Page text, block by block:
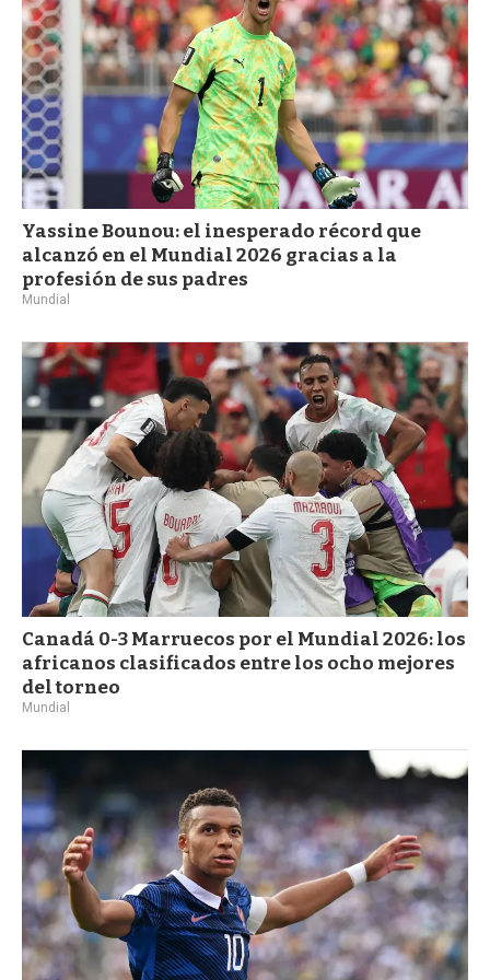
Yassine Bounou: el inesperado récord que
alcanzó en el Mundial 2026 gracias a la
profesión de sus padres
Mundial
Canadá 0-3 Marruecos por el Mundial 2026: los
africanos clasificados entre los ocho mejores
del torneo
Mundial